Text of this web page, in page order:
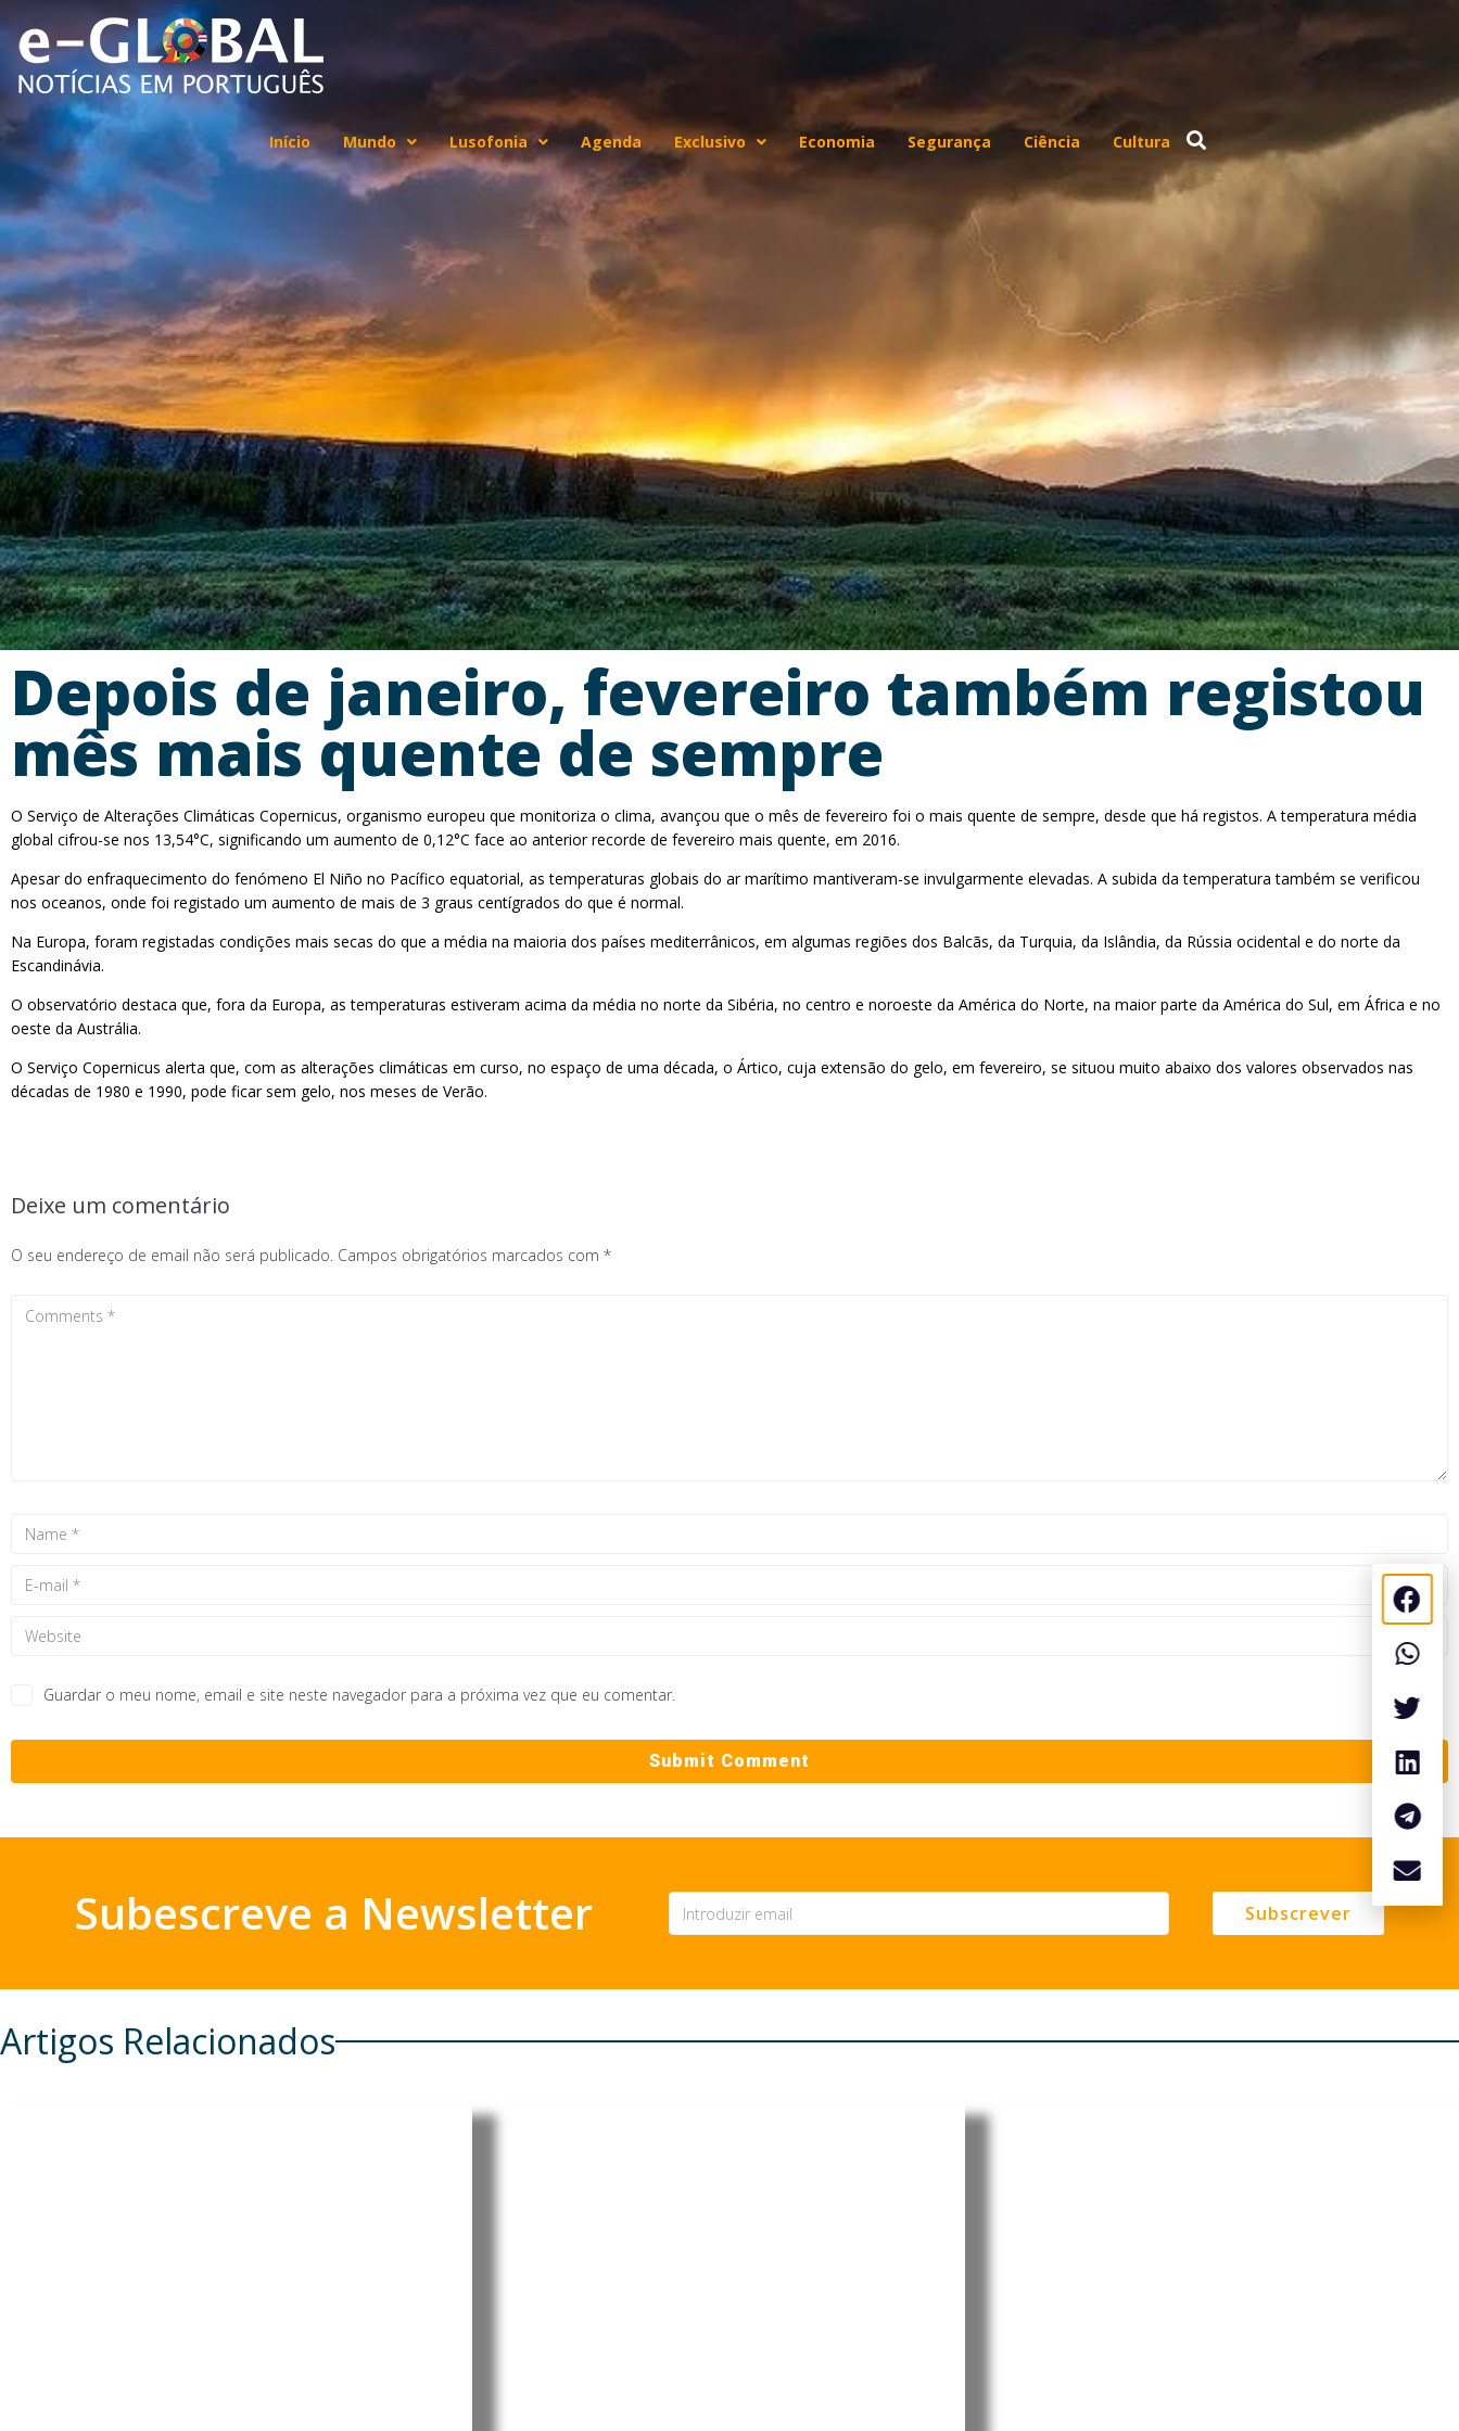
Início Mundo Lusofonia Agenda Exclusivo Economia Segurança Ciência Cultura
Depois de janeiro, fevereiro também registou
mês mais quente de sempre
O Serviço de Alterações Climáticas Copernicus, organismo europeu que monitoriza o clima, avançou que o mês de fevereiro foi o mais quente de sempre, desde que há registos. A temperatura média
global cifrou-se nos 13,54°C, significando um aumento de 0,12°C face ao anterior recorde de fevereiro mais quente, em 2016.
Apesar do enfraquecimento do fenómeno El Niño no Pacífico equatorial, as temperaturas globais do ar marítimo mantiveram-se invulgarmente elevadas. A subida da temperatura também se verificou
nos oceanos, onde foi registado um aumento de mais de 3 graus centígrados do que é normal.
Na Europa, foram registadas condições mais secas do que a média na maioria dos países mediterrânicos, em algumas regiões dos Balcãs, da Turquia, da Islândia, da Rússia ocidental e do norte da
Escandinávia.
O observatório destaca que, fora da Europa, as temperaturas estiveram acima da média no norte da Sibéria, no centro e noroeste da América do Norte, na maior parte da América do Sul, em África e no
oeste da Austrália.
O Serviço Copernicus alerta que, com as alterações climáticas em curso, no espaço de uma década, o Ártico, cuja extensão do gelo, em fevereiro, se situou muito abaixo dos valores observados nas
décadas de 1980 e 1990, pode ficar sem gelo, nos meses de Verão.
Deixe um comentário
O seu endereço de email não será publicado. Campos obrigatórios marcados com *
Guardar o meu nome, email e site neste navegador para a próxima vez que eu comentar.
Subescreve a Newsletter Subscrever
Artigos Relacionados